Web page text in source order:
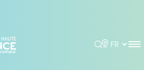
Rechercher
Choisir la